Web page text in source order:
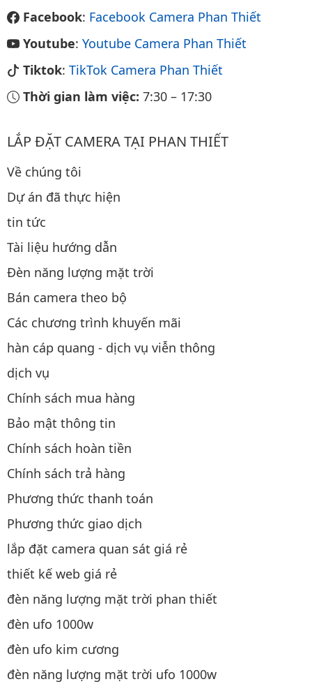
Facebook: Facebook Camera Phan Thiết
Youtube: Youtube Camera Phan Thiết
Tiktok: TikTok Camera Phan Thiết
Thời gian làm việc: 7:30 – 17:30
LẮP ĐẶT CAMERA TẠI PHAN THIẾT
Về chúng tôi
Dự án đã thực hiện
tin tức
Tài liệu hướng dẫn
Đèn năng lượng mặt trời
Bán camera theo bộ
Các chương trình khuyến mãi
hàn cáp quang - dịch vụ viễn thông
dịch vụ
Chính sách mua hàng
Bảo mật thông tin
Chính sách hoàn tiền
Chính sách trả hàng
Phương thức thanh toán
Phương thức giao dịch
lắp đặt camera quan sát giá rẻ
thiết kế web giá rẻ
đèn năng lượng mặt trời phan thiết
đèn ufo 1000w
đèn ufo kim cương
đèn năng lượng mặt trời ufo 1000w